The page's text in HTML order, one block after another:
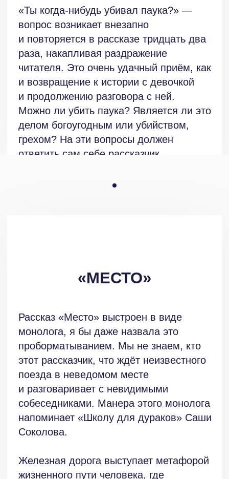
наподобие Харона? Но почему
он посмотрел на рассказчика «как-то
странно», словно он и не человек
вовсе? И почему «языка… не понял»?
Возможно потому, что рассказчик
не существует в человеческом теле:
он дух, призрак? Можно предположить
Дежурный олицетворяет собой систему:
условное государство, власть,
принимающую решение за человека, —
некий орган, на который
перекладывается ответственность.
Но автор уточняет: «зависит всё
не от начальника поезда, и даже
в рассказе ещё и начальник поезда
к рассказу есть, но если есть вопросы,
то читатель будет искать ответы как
«Пустить себя в поезд» — то же, что
ответить на вопрос паука
в предыдущем рассказе, дать себе
право помнить и говорить правду; нести
свой «багаж», который никак
невозможно сбросить; понимать, что
в жизни считать ошибкой и виной;
взялся за сложную тему, с которой,
на мой взгляд, успешно справился
и в том, и в другом произведении.
Что касается языка второго рассказа,
знаков препинания — знак вопроса
после восклицательного знака: «Где
мой поезд!?». И во всём упомянутом